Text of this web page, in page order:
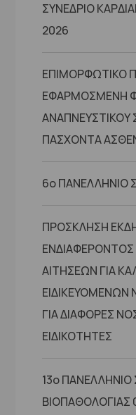
ΣΥΝΕΔΡΙΟ
2026
ΕΠΙΜΟΡΦΩΤΙΚΟ
ΕΦΑΡΜΟΣΜΕΝΗ
ΠΑΣΧΟΝΤΑ
6ο ΠΑΝΕΛΛΗΝΙΟ
ΠΡΟΣΚΛΗΣΗ
ΑΙΤΗΣΕΩΝ ΓΙΑ
ΓΙΑ ΔΙΑΦΟΡΕΣ
ΕΙΔΙΚΟΤΗΤΕΣ
13ο ΠΑΝΕΛΛΗΝΙΟ
ΒΙΟΠΑΘΟΛΟΓΙΑΣ